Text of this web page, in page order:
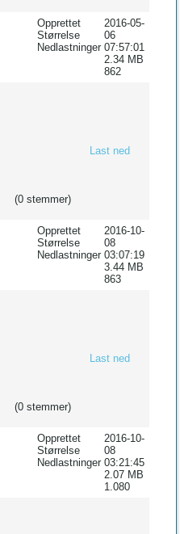
Opprettet
Størrelse
Nedlastninger
2016-05-
06
07:57:01
2.34 MB
862
(0 stemmer)
Last ned
Opprettet
Størrelse
Nedlastninger
2016-10-
08
03:07:19
3.44 MB
863
(0 stemmer)
Last ned
Opprettet
Størrelse
Nedlastninger
2016-10-
08
03:21:45
2.07 MB
1.080